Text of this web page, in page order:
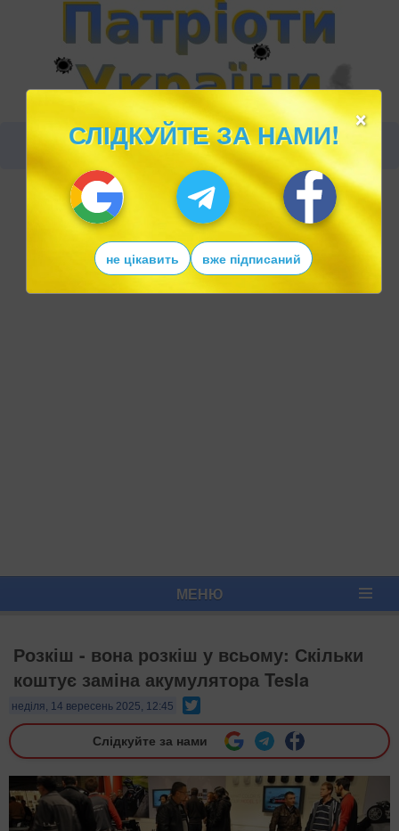
МЕНЮ
Розкіш - вона розкіш у всьому: Скільки
коштує заміна акумулятора Tesla
неділя, 14 вересень 2025, 12:45
Слідкуйте за нами
×
СЛІДКУЙТЕ ЗА НАМИ!
не цікавить вже підписаний